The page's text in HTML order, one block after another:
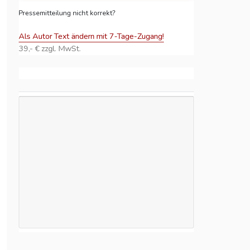
Pressemitteilung nicht korrekt?
Als Autor Text ändern mit 7-Tage-Zugang!
39,- € zzgl. MwSt.